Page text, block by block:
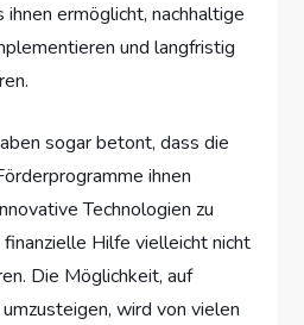
ermöglicht, nachhaltige
und langfristig
sogar betont, dass die
ihnen
Technologien zu
Hilfe vielleicht nicht
Die Möglichkeit, auf
wird von vielen